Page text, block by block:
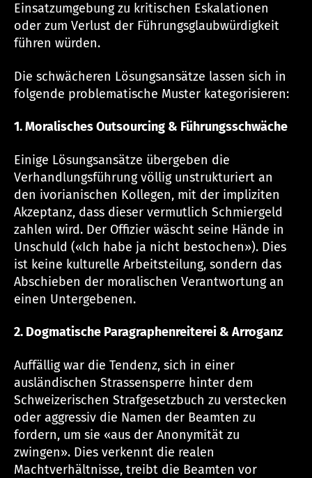
Einsatzumgebung zu kritischen Eskalationen
oder zum Verlust der Führungsglaubwürdigkeit
führen würden.
Die schwächeren Lösungsansätze lassen sich in
folgende problematische Muster kategorisieren:
1. Moralisches Outsourcing & Führungsschwäche
Einige Lösungsansätze übergeben die
Verhandlungsführung völlig unstrukturiert an
den ivorianischen Kollegen, mit der impliziten
Akzeptanz, dass dieser vermutlich Schmiergeld
zahlen wird. Der Offizier wäscht seine Hände in
Unschuld («Ich habe ja nicht bestochen»). Dies
ist keine kulturelle Arbeitsteilung, sondern das
Abschieben der moralischen Verantwortung an
einen Untergebenen.
2. Dogmatische Paragraphenreiterei & Arroganz
Auffällig war die Tendenz, sich in einer
ausländischen Strassensperre hinter dem
Schweizerischen Strafgesetzbuch zu verstecken
oder aggressiv die Namen der Beamten zu
fordern, um sie «aus der Anonymität zu
zwingen». Dies verkennt die realen
Machtverhältnisse, treibt die Beamten vor